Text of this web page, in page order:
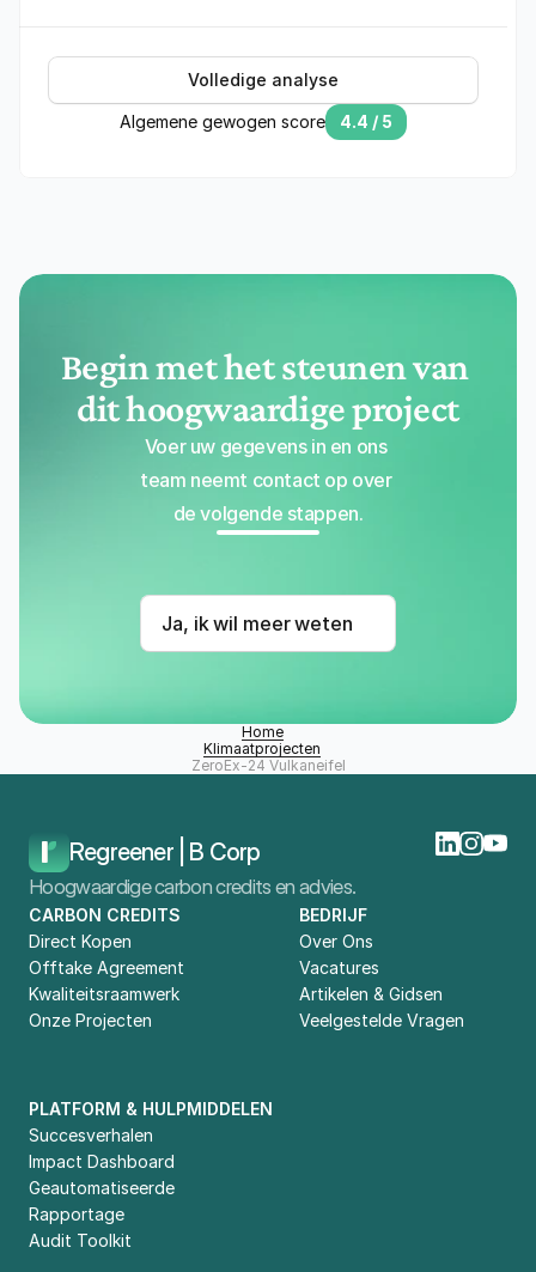
Volledige analyse
Algemene gewogen score 4.4 / 5
Begin met het steunen van
dit hoogwaardige project
Voer uw gegevens in en ons
team neemt contact op over
de volgende stappen.
Ja, ik wil meer weten
Home
Klimaatprojecten
ZeroEx-24 Vulkaneifel
Regreener | B Corp
Hoogwaardige carbon credits en advies.
CARBON CREDITS
Direct Kopen
Offtake Agreement
Kwaliteitsraamwerk
Onze Projecten
PLATFORM & HULPMIDDELEN
Succesverhalen
Impact Dashboard
Geautomatiseerde
Rapportage
Audit Toolkit
BEDRIJF
Over Ons
Vacatures
Artikelen & Gidsen
Veelgestelde Vragen